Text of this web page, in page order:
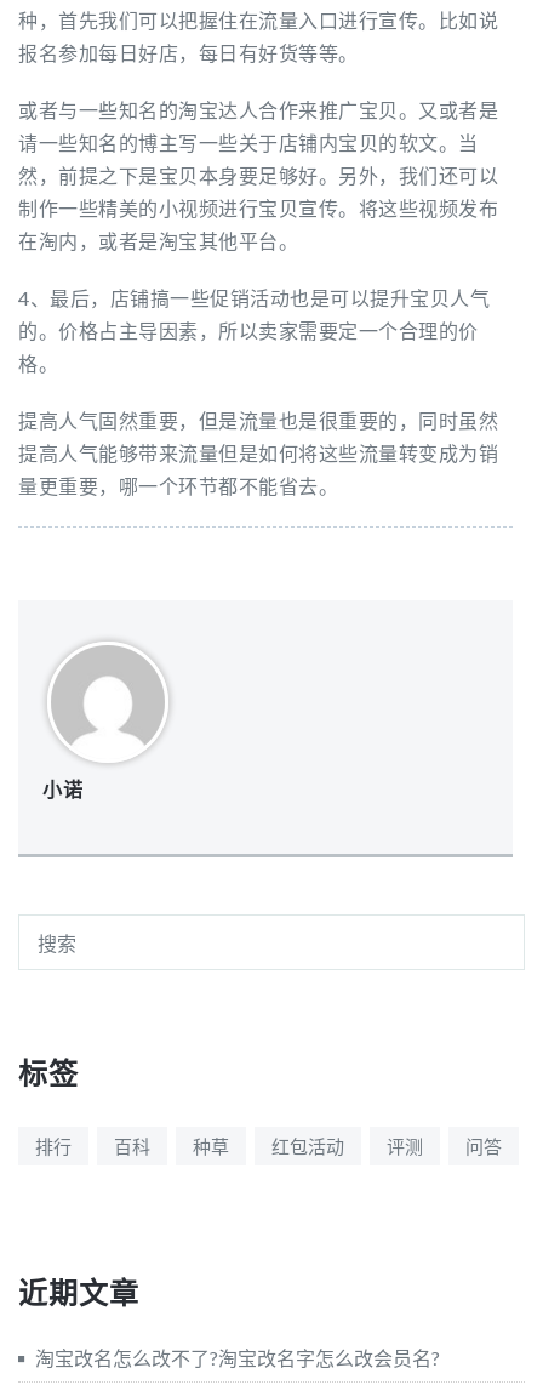
种，首先我们可以把握住在流量入口进行宣传。比如说
报名参加每日好店，每日有好货等等。
或者与一些知名的淘宝达人合作来推广宝贝。又或者是
请一些知名的博主写一些关于店铺内宝贝的软文。当
然，前提之下是宝贝本身要足够好。另外，我们还可以
制作一些精美的小视频进行宝贝宣传。将这些视频发布
在淘内，或者是淘宝其他平台。
4、最后，店铺搞一些促销活动也是可以提升宝贝人气
的。价格占主导因素，所以卖家需要定一个合理的价
格。
提高人气固然重要，但是流量也是很重要的，同时虽然
提高人气能够带来流量但是如何将这些流量转变成为销
量更重要，哪一个环节都不能省去。
小诺
标签
排行 百科 种草 红包活动 评测 问答
近期文章
淘宝改名怎么改不了?淘宝改名字怎么改会员名?